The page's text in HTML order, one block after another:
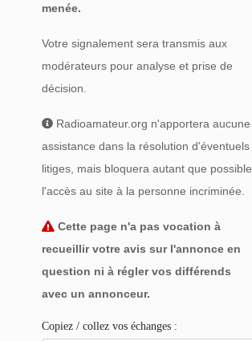
menée.
Votre signalement sera transmis aux
modérateurs pour analyse et prise de
décision.
Radioamateur.org n'apportera aucune
assistance dans la résolution d'éventuels
litiges, mais bloquera autant que possible
l'accès au site à la personne incriminée.
Cette page n'a pas vocation à
recueillir votre avis sur l'annonce en
question ni à régler vos différends
avec un annonceur.
Copiez / collez vos échanges :